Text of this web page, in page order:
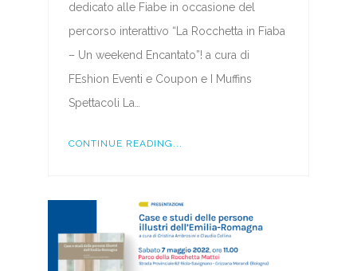
dedicato alle Fiabe in occasione del
percorso interattivo “La Rocchetta in Fiaba
– Un weekend Encantato”! a cura di
FEshion Eventi e Coupon e I Muffins
Spettacoli La…
CONTINUE READING...